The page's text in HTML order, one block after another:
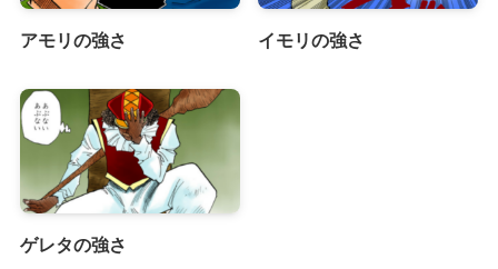
アモリの強さ イモリの強さ
ゲレタの強さ